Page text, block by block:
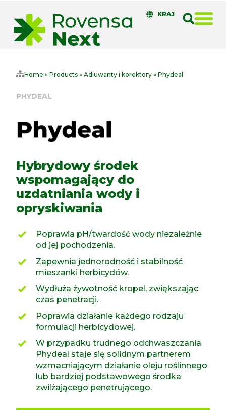
KRAJ
Home » Products » Adiuwanty i korektory » Phydeal
PHYDEAL
Hybrydowy środek
wspomagający do
uzdatniania wody i
opryskiwania
Poprawia pH/twardość wody niezależnie
od jej pochodzenia.
Zapewnia jednorodność i stabilność
mieszanki herbicydów.
Wydłuża żywotność kropel, zwiększając
czas penetracji.
Poprawia działanie każdego rodzaju
formulacji herbicydowej.
W przypadku trudnego odchwaszczania
Phydeal staje się solidnym partnerem
wzmacniającym działanie oleju roślinnego
lub bardziej podstawowego środka
zwilżającego penetrującego.